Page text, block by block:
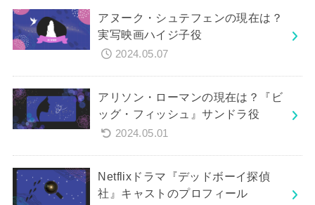
アヌーク・シュテフェンの現在は？
実写映画ハイジ子役
2024.05.07
アリソン・ローマンの現在は？『ビ
ッグ・フィッシュ』サンドラ役
2024.05.01
Netflixドラマ『デッドボーイ探偵
社』キャストのプロフィール